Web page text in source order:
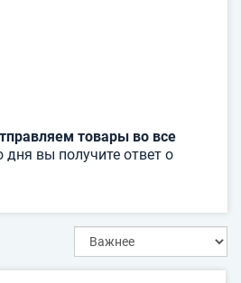
товары во все
дня вы получите ответ о